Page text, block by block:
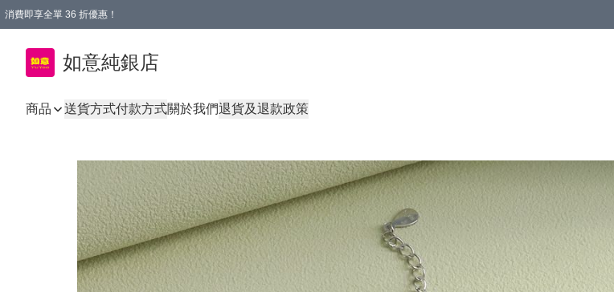
消費即享全單 36 折優惠！
如意純銀店
商品 送貨方式付款方式關於我們退貨及退款政策